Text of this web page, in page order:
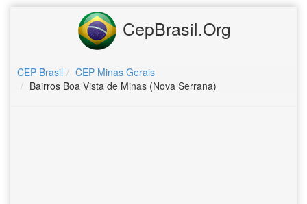
CepBrasil.Org
CEP Brasil
CEP Minas Gerais
Bairros Boa Vista de Minas (Nova Serrana)